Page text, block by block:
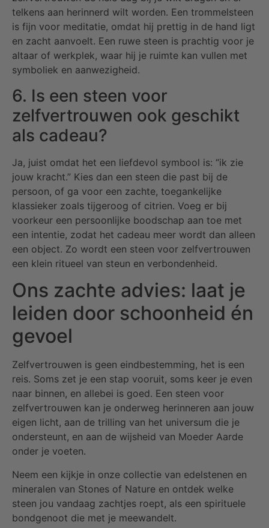
telkens aan herinnerd wilt worden. Een trommelsteen
is fijn voor meditatie, omdat hij prettig in de hand ligt
en zacht aanvoelt. Een ruwe steen is prachtig voor je
altaar of werkplek, waar hij je ruimte kan vullen met
symboliek en aanwezigheid.
6. Is een steen voor
zelfvertrouwen ook geschikt
als cadeau?
Ja, juist omdat het een liefdevol symbool is: “ik zie
jouw kracht.” Kies dan een steen die past bij de
persoon, of ga voor een zachte, toegankelijke
klassieker zoals tijgeroog of citrien. Voeg er bij
voorkeur een persoonlijke boodschap aan toe met
een intentie, zodat het cadeau meer wordt dan alleen
een object. Zo wordt een steen voor zelfvertrouwen
een klein ritueel van steun en verbondenheid.
Ons zachte advies: laat je
leiden door schoonheid én
gevoel
Zelfvertrouwen is geen eindbestemming, het is een
reis. Soms zet je een stap vooruit, soms keer je even
naar binnen, en allebei is goed. Een steen voor
zelfvertrouwen kan je onderweg herinneren aan jouw
eigen licht, aan de trilling van het universum die je
ondersteunt, en aan de wijsheid van Moeder Aarde
onder je voeten.
Neem een kijkje in onze collectie van edelstenen en
mineralen van Stones of Nature en ontdek welke
steen jou vandaag zachtjes roept, als een spirituele
bondgenoot die met je meewandelt.